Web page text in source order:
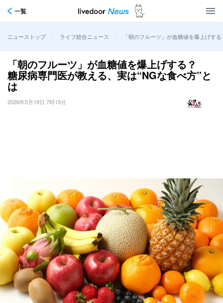
一覧
ニューストップ > ライフ総合ニュース > 「朝のフルーツ」が血糖値を爆上げす
「朝のフルーツ」が血糖値を爆上げする？
糖尿病専門医が教える、実は“NGな食べ方”と
は
2026年5月19日 7時15分